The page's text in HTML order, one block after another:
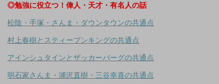
◎勉強に役立つ！偉人・天才・有名人の話
松陰・手塚・さんま・ダウンタウンの共通点
村上春樹とスティーブンキングの共通点
アインシュタインとザッカーバーグの共通点
明石家さんま・浦沢直樹・三谷幸喜の共通点